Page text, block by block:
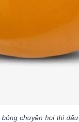
chuyền hơi thi